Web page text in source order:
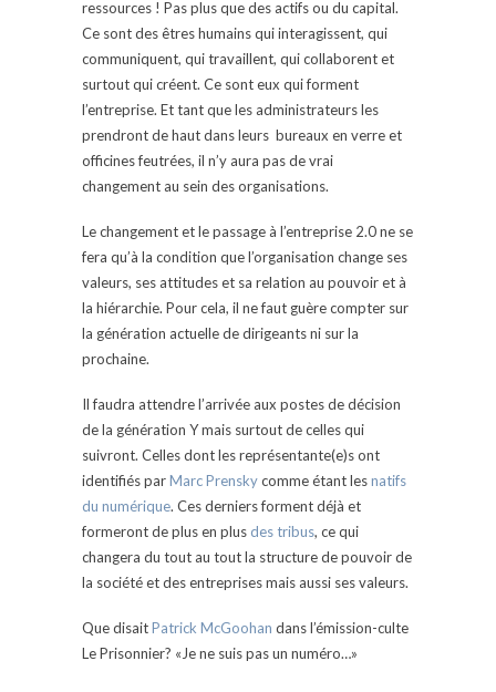
ressources ! Pas plus que des actifs ou du capital.
Ce sont des êtres humains qui interagissent, qui
communiquent, qui travaillent, qui collaborent et
surtout qui créent. Ce sont eux qui forment
l’entreprise. Et tant que les administrateurs les
prendront de haut dans leurs bureaux en verre et
officines feutrées, il n’y aura pas de vrai
changement au sein des organisations.
Le changement et le passage à l’entreprise 2.0 ne se
fera qu’à la condition que l’organisation change ses
valeurs, ses attitudes et sa relation au pouvoir et à
la hiérarchie. Pour cela, il ne faut guère compter sur
la génération actuelle de dirigeants ni sur la
prochaine.
Il faudra attendre l’arrivée aux postes de décision
de la génération Y mais surtout de celles qui
suivront. Celles dont les représentante(e)s ont
identifiés parMarc Prenskycomme étant lesnatifs
du numérique. Ces derniers forment déjà et
formeront de plus en plus des tribus, ce qui
changera du tout au tout la structure de pouvoir de
la société et des entreprises mais aussi ses valeurs.
Que disaitPatrick McGoohan dans l’émission-culte
Le Prisonnier? «Je ne suis pas un numéro…»